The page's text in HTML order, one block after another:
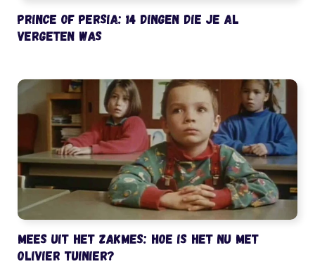
Prince of Persia: 14 dingen die je al
vergeten was
Mees uit het Zakmes: hoe is het nu met
Olivier Tuinier?